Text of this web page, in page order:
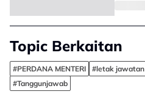
Topic Berkaitan
#PERDANA MENTERI #letak jawatan
#Tanggunjawab